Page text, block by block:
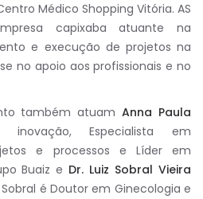
Médico Shopping Vitória. AS
capixaba atuante na
e execução de projetos na
no apoio aos profissionais e no
também atuamAnna Paula
Especialista em
e processos e Líder em
Buaiz e Dr. Luiz Sobral Vieira
é Doutor em Ginecologia e